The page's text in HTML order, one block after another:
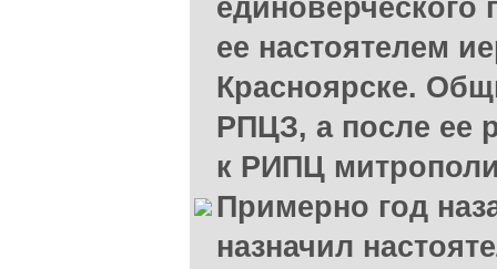
единоверческого
ее настоятелем
Красноярске.
РПЦЗ, а после ее
к РИПЦ
Примерно год
назначил